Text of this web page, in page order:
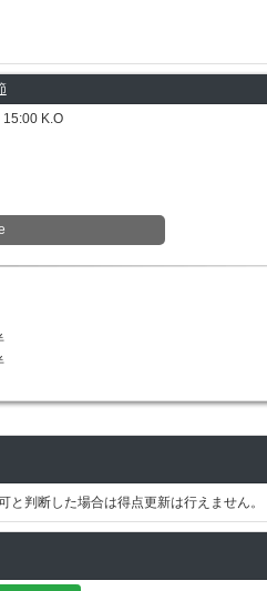
15:00 K.O
判断した場合は得点更新は行えません。